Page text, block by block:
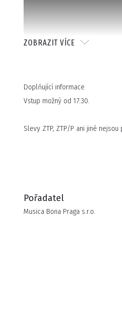
smyčcové kvarteto Musica Bona
Martin Kos
ZOBRAZIT VÍCE
Doplňující informace
Vstup možný od 17:30.
Slevy ZTP, ZTP/P ani jiné nejsou
Pořadatel
Musica Bona Praga s.r.o.